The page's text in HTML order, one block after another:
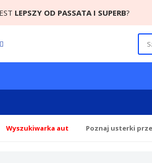
LEPSZY OD PASSATA I SUPERB?
Wyszukiwarka aut Poznaj usterki